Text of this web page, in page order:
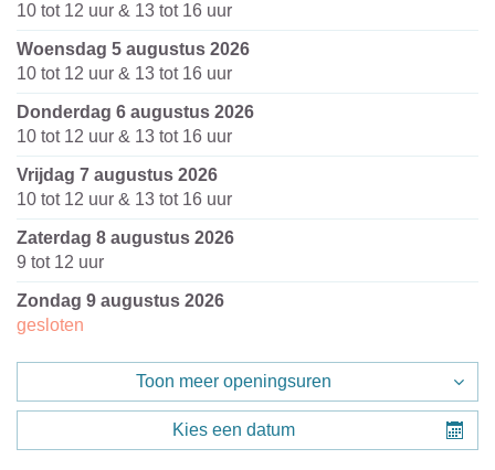
10 tot 12 uur & 13 tot 16 uur
woensdag 5 augustus 2026
10 tot 12 uur & 13 tot 16 uur
donderdag 6 augustus 2026
10 tot 12 uur & 13 tot 16 uur
vrijdag 7 augustus 2026
10 tot 12 uur & 13 tot 16 uur
zaterdag 8 augustus 2026
9 tot 12 uur
zondag 9 augustus 2026
gesloten
Toon meer openingsuren
Kies een datum